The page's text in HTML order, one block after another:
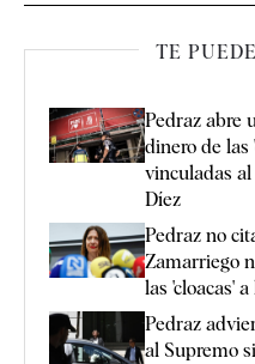
TE
Pedraz abre
dinero de las
vinculadas
Díez
Pedraz no
Zamarriego
las 'cloacas'
Pedraz
al Supremo